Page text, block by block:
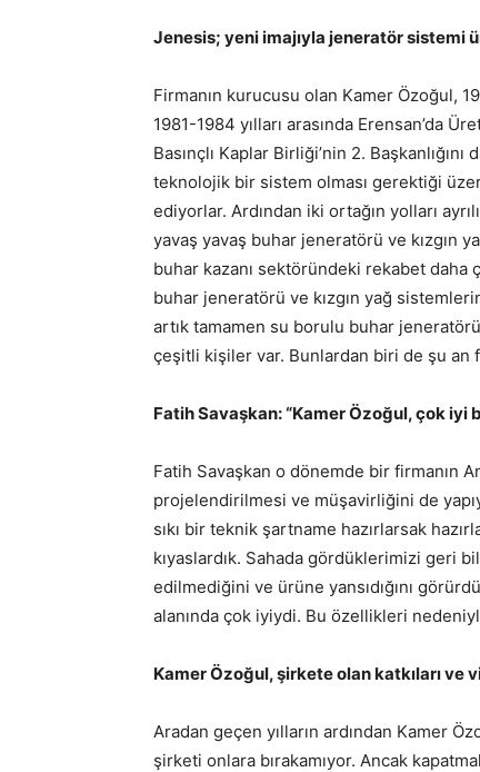
Jenesis; yeni imajıyla jeneratör sistemi
Firmanın kurucusu olan Kamer Özoğul,
1981-1984 yılları arasında Erensan’da
Basınçlı Kaplar Birliği’nin 2.
teknolojik bir sistem olması gerektiği
ediyorlar. Ardından iki ortağın yolları
yavaş yavaş buhar jeneratörü ve kızgın
buhar kazanı sektöründeki rekabet
buhar jeneratörü ve kızgın yağ
artık tamamen su borulu buhar
çeşitli kişiler var. Bunlardan biri de şu an
Fatih Savaşkan: “Kamer Özoğul, çok
Fatih Savaşkan o dönemde bir firmanın
projelendirilmesi ve müşavirliğini de
sıkı bir teknik şartname hazırlarsak
kıyaslardık. Sahada gördüklerimizi geri
edilmediğini ve ürüne yansıdığını
alanında çok iyiydi. Bu özellikleri
Kamer Özoğul, şirkete olan katkıları ve
Aradan geçen yılların ardından Kamer
şirketi onlara bırakamıyor. Ancak